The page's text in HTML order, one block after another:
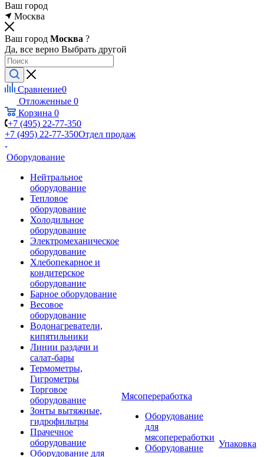
Ваш город
Москва
Ваш город Москва ?
Да, все верно Выбрать другой
Сравнение0
Отложенные 0
Корзина 0
+7 (495) 22-77-350
+7 (495) 22-77-350Отдел продаж
Оборудование
Нейтральное
оборудование
Тепловое
оборудование
Холодильное
оборудование
Электромеханическое
оборудование
Хлебопекарное и
кондитерское
оборудование
Барное оборудование
Весовое
оборудование
Водонагреватели,
кипятильники
Линии раздачи и
салат-бары
Термометры,
Гигрометры
Торговое
оборудование
Зонты вытяжные,
гидрофильтры
Прачечное
оборудование
Оборудование для
Мясопереработка
Оборудование
для
мясопереработки
Оборудование
Упаковка